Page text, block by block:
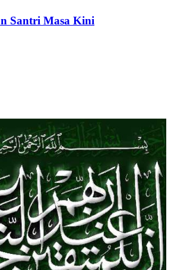
Santri Masa Kini